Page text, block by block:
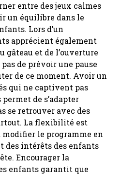
entre des jeux calmes
un équilibre dans le
Lors d’un
apprécient également
gâteau et de l’ouverture
de prévoir une pause
de ce moment. Avoir un
qui ne captivent pas
de s’adapter
se retrouver avec des
La flexibilité est
le programme en
des intérêts des enfants
Encourager la
enfants garantit que